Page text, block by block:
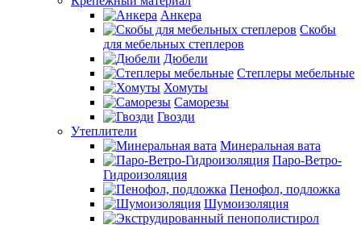
Анкера
Скобы
для мебельных степлеров
Дюбели
Степлеры мебельные
Хомуты
Саморезы
Гвозди
Утеплители
Минеральная вата
Паро-Ветро-
Гидроизоляция
Пенофол, подложка
Шумоизоляция